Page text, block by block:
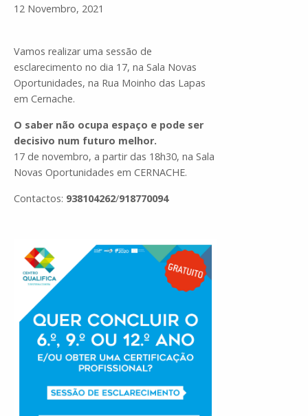
12 Novembro, 2021
Vamos realizar uma sessão de
esclarecimento no dia 17, na Sala Novas
Oportunidades, na Rua Moinho das Lapas
em Cernache.
O saber não ocupa espaço e pode ser
decisivo num futuro melhor.
17 de novembro, a partir das 18h30, na Sala
Novas Oportunidades em CERNACHE.
Contactos: 938104262/918770094